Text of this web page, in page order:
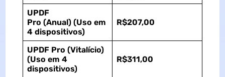
UPDF
Pro (Anual)(Uso em
4 dispositivos)
R$207,00
UPDF Pro (Vitalício)
(Uso em 4
dispositivos)
R$311,00